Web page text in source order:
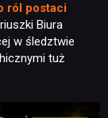
ról postaci
Biura
w śledztwie
tuż